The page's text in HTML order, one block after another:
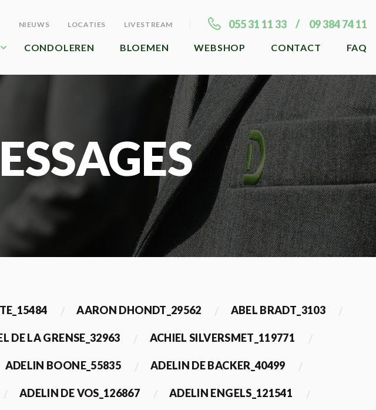
NIEUWS LOCATIES LIVESTREAM 055 31 11 33 09 384 74 11
CONDOLEREN BLOEMEN WEBSHOP CONTACT FAQ
AARON DHONDT_29562 ABEL BRADT_3103
DE LA GRENSE_32963 ACHIEL SILVERSMET_119771
ADELIN BOONE_55835 ADELIN DE BACKER_40499
ADELIN DE VOS_126867 ADELIN ENGELS_121541